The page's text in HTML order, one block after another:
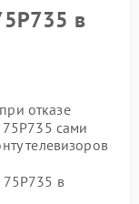
в
отказе
75P735 сами
телевизоров
75P735 в